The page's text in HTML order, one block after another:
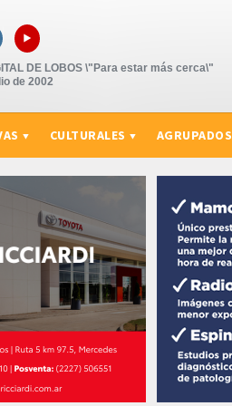
▸
DE LOBOS \"Para estar más cerca\"
de 2002
CULTURALES AGRUPADOS